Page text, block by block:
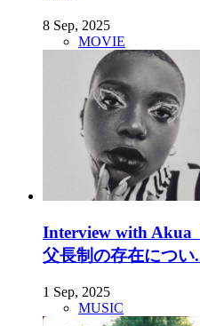
8 Sep, 2025
MOVIE
Interview with Akua
父長制の存在につい
1 Sep, 2025
MUSIC